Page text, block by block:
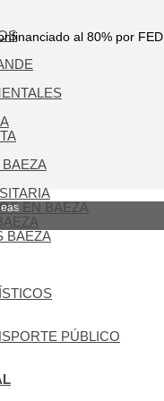
EN BAEZA
BAEZA
PÚBLICO
al 80% por